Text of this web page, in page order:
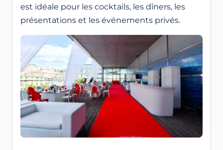
est idéale pour les cocktails, les dîners, les
présentations et les événements privés.